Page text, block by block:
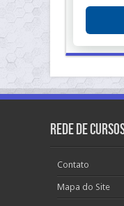
Rede de
Contato
Mapa do Site